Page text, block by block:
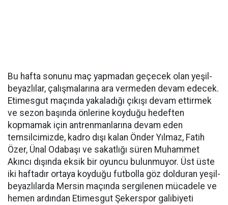
Bu hafta sonunu maç yapmadan geçecek olan yeşil-
beyazlılar, çalışmalarına ara vermeden devam edecek.
Etimesgut maçında yakaladığı çıkışı devam ettirmek
ve sezon başında önlerine koyduğu hedeften
kopmamak için antrenmanlarına devam eden
temsilcimizde, kadro dışı kalan Önder Yılmaz, Fatih
Özer, Ünal Odabaşı ve sakatlığı süren Muhammet
Akıncı dışında eksik bir oyuncu bulunmuyor. Üst üste
iki haftadır ortaya koyduğu futbolla göz dolduran yeşil-
beyazlılarda Mersin maçında sergilenen mücadele ve
hemen ardından Etimesgut Şekerspor galibiyeti